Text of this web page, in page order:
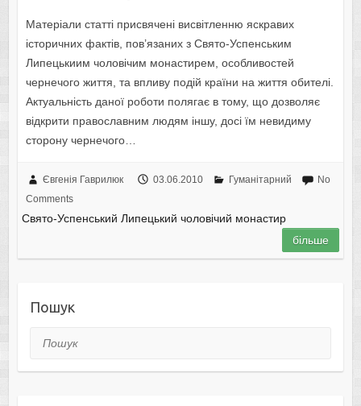
Матеріали статті присвячені висвітленню яскравих
історичних фактів, пов’язаних з Свято-Успенським
Липецькиим чоловічим монастирем, особливостей
чернечого життя, та впливу подій країни на життя обителі.
Актуальність даної роботи полягає в тому, що дозволяє
відкрити православним людям іншу, досі їм невидиму
сторону чернечого…
Євгенія Гаврилюк 03.06.2010 Гуманітарний
No
Comments
Свято-Успенський Липецький чоловічий монастир
більше
Пошук
Пошук